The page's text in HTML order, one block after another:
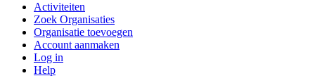
Activiteiten
Zoek Organisaties
Organisatie toevoegen
Account aanmaken
Log in
Help